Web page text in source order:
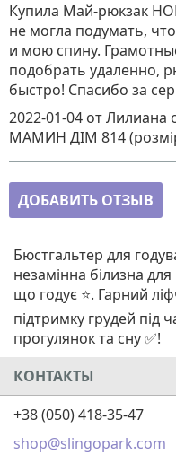
Купила Май-рюкзак
не могла подумать,
и мою спину.
подобрать удаленно,
быстро! Спасибо за
2022-01-04 от Лилиана
МАМИН ДІМ 814
ДОБАВИТЬ ОТЗЫВ
Бюстгальтер для
незамінна білизна
що годує ⭐. Гарний
підтримку грудей під
прогулянок та сну ✅!
КОНТАКТЫ
+38 (050) 418-35-47
shop@slingopark.com